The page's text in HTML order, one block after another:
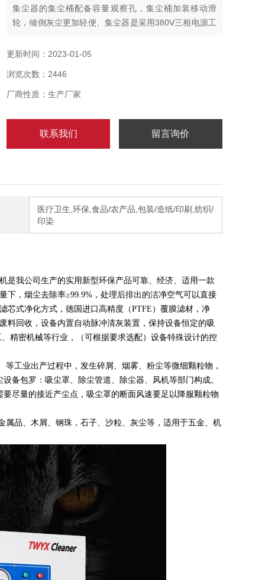
集尘器的集尘桶配备容量观察孔，集尘桶加装移动滑
轮，倾倒灰尘更加轻便、集尘器是采用380V三相电源工
尘器的过滤器箱与集尘箱均采用不锈钢制作，适合对大
更新时间：2023-01-05
浏览次数：2446
厂商性质：生产厂家
联系我们 留言询价
医疗卫生,环保,食品/农产品,包装/造纸/印刷,纺织/
印染
是我公司生产的实用新型环保产品可靠、经济、适用一款
下，烟尘去除率≥99.9%，处理后排出的洁净空气可以直接
芯式净化方式，德国进口高精度（PTFE）覆膜滤材，净
料回收，设备内置自动脉冲清灰装置，保持设备恒定的吸
精密机械等行业，（可根据要求选配）设备特殊设计的控
工业出产过程中，发生碎屑、烟雾、粉尘等微细颗粒物，
备包罗：吸尘罩、除尘管道、除尘器、风机等部门构成。
尽量的接近产尘点，吸尘罩的断面风速要足以降服颗粒物
品、木屑、钢珠，石子、沙粒、灰尘等，适用于五金、机